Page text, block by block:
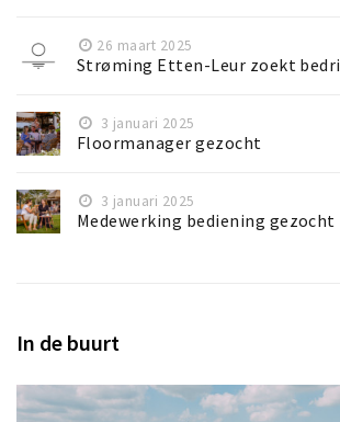
26 maart 2025
Strøming Etten-Leur zoekt
3 januari 2025
Floormanager gezocht
3 januari 2025
Medewerking bediening gezocht
In de buurt